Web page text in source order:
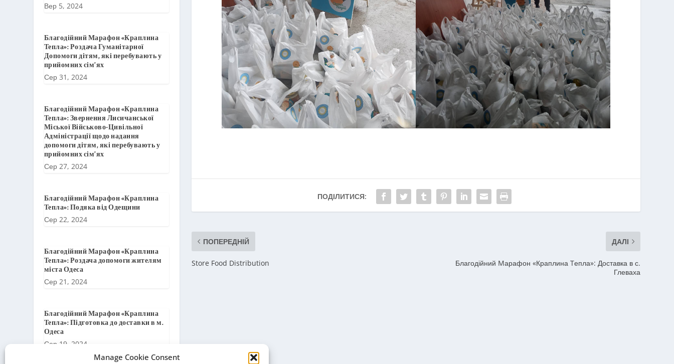
Manage Cookie Consent
ПОДІЛИТИСЯ:
ПОПЕРЕДНІЙ
Store Food Distribution
ДАЛІ
Благодійний Mарафон «Краплина Tепла»: Доставка в с.
Глеваха
Вер 5, 2024
Благодійний Марафон «Краплина
Тепла»: Роздача Гуманітарної
Допомоги дітям, які перебувають у
прийомних сім’ях
Сер 31, 2024
Благодійний Марафон «Краплина
Тепла»: Звернення Лисичанської
Міської Військово-Цивільної
Адміністрації щодо надання
допомоги дітям, які перебувають у
прийомних сім’ях
Сер 27, 2024
Благодійний Марафон «Краплина
Тепла»: Подяка від Одещини
Сер 22, 2024
Благодійний Марафон «Краплина
Тепла»: Роздача допомоги жителям
міста Одеса
Сер 21, 2024
Благодійний Марафон «Краплина
Тепла»: Підготовка до доставки в м.
Одеса
Сер 19, 2024